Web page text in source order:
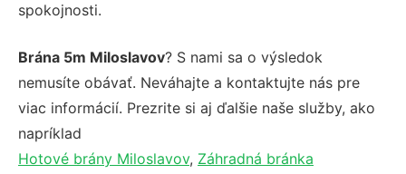
spokojnosti.
Brána 5m Miloslavov? S nami sa o výsledok
nemusíte obávať. Neváhajte a kontaktujte nás pre
viac informácií. Prezrite si aj ďalšie naše služby, ako
napríklad
Hotové brány Miloslavov, Záhradná bránka